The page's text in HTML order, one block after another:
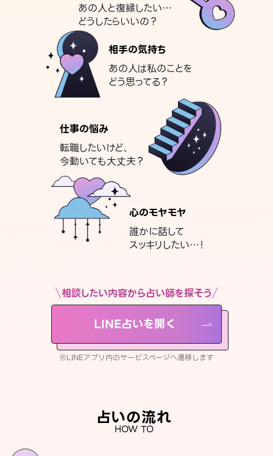
あの人と復縁したい…
どうしたらいいの？
相手の気持ち
あの人は私のことを
どう思ってる？
仕事の悩み
転職したいけど、
今動いても大丈夫？
心のモヤモヤ
誰かに話して
スッキリしたい…！
相談したい内容から占い師を探そう
LINE占いを開く
※LINEアプリ内のサービスページへ遷移します
占いの流れ
HOW TO